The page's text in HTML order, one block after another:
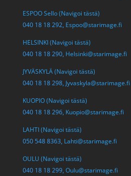
ESPOO Sello (Navigoi tästä)
040 18 18 292, Espoo@starimage.fi
HELSINKI (Navigoi tästä)
040 18 18 290, Helsinki@starimage.fi
JYVÄSKYLÄ (Navigoi tästä)
040 18 18 298, Jyvaskyla@starimage.fi
KUOPIO (Navigoi tästä)
040 18 18 296, Kuopio@starimage.fi
LAHTI (Navigoi tästä)
050 548 8363, Lahti@starimage.fi
OULU (Navigoi tästä)
040 18 18 299, Oulu@starimage.fi